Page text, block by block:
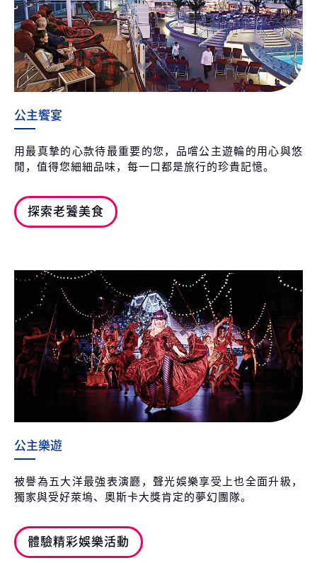
公主饗宴
用最真摯的心款待最重要的您，品嚐公主遊輪的用心與悠
閒，值得您細細品味，每一口都是旅行的珍貴記憶。
探索老饕美食
公主樂遊
被譽為五大洋最強表演廳，聲光娛樂享受上也全面升級，
獨家與受好萊塢、奧斯卡大獎肯定的夢幻團隊。
體驗精彩娛樂活動